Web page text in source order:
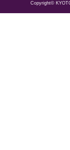
Copyright©